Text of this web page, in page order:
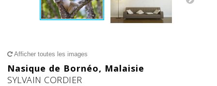
Afficher toutes les images
Nasique de Bornéo, Malaisie
SYLVAIN CORDIER